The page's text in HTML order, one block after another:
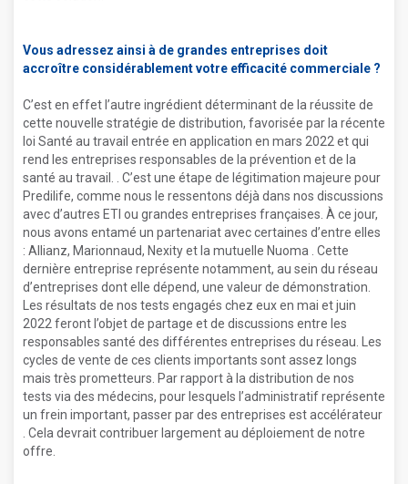
Vous adressez ainsi à de grandes entreprises doit
accroître considérablement votre efficacité commerciale ?
C’est en effet l’autre ingrédient déterminant de la réussite de
cette nouvelle stratégie de distribution, favorisée par la récente
loi Santé au travail entrée en application en mars 2022 et qui
rend les entreprises responsables de la prévention et de la
santé au travail. . C’est une étape de légitimation majeure pour
Predilife, comme nous le ressentons déjà dans nos discussions
avec d’autres ETI ou grandes entreprises françaises. À ce jour,
nous avons entamé un partenariat avec certaines d’entre elles
: Allianz, Marionnaud, Nexity et la mutuelle Nuoma . Cette
dernière entreprise représente notamment, au sein du réseau
d’entreprises dont elle dépend, une valeur de démonstration.
Les résultats de nos tests engagés chez eux en mai et juin
2022 feront l’objet de partage et de discussions entre les
responsables santé des différentes entreprises du réseau. Les
cycles de vente de ces clients importants sont assez longs
mais très prometteurs. Par rapport à la distribution de nos
tests via des médecins, pour lesquels l’administratif représente
un frein important, passer par des entreprises est accélérateur
. Cela devrait contribuer largement au déploiement de notre
offre.